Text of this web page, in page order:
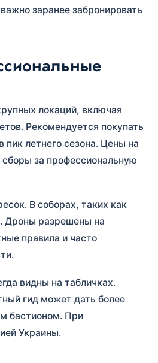
заранее забронировать
локаций, включая
Рекомендуется покупать
летнего сезона. Цены на
за профессиональную
В соборах, таких как
Дроны разрешены на
правила и часто
видны на табличках.
гид может дать более
бастионом. При
Украины.